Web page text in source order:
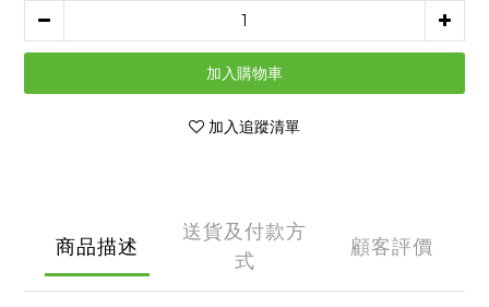
加入購物車
加入追蹤清單
商品描述
送貨及付款方
式
顧客評價